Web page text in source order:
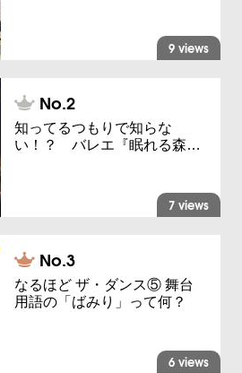
9 views
知ってるつもりで知らな
い！？ バレエ『眠れる森…
7 views
なるほど ザ・ダンス⑤ 舞台
用語の「ばみり」って何？
6 views